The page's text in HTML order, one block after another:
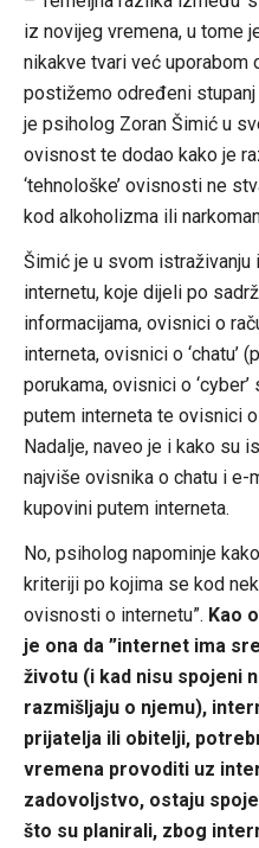
iz novijeg vremena, u tome
nikakve tvari već uporabom
postižemo određeni
je psiholog Zoran Šimić u
ovisnost te dodao kako je
‘tehnološke’ ovisnosti ne
kod alkoholizma ili
Šimić je u svom
internetu, koje dijeli po
informacijama, ovisnici o
interneta, ovisnici o ‘chatu’
porukama, ovisnici o
putem interneta te ovisnici
Nadalje, naveo je i kako su
najviše ovisnika o chatu i e-
kupovini putem interneta.
No, psiholog napominje
kriteriji po kojima se kod
ovisnosti o internetu”. Kao
je ona da ”internet ima
životu (i kad nisu spojeni
razmišljaju o njemu),
prijatelja ili obitelji,
vremena provoditi uz
zadovoljstvo, ostaju
što su planirali, zbog